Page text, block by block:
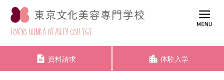
TOKYO BUNKA BEAUTY COLLEGE
資料請求 体験入学